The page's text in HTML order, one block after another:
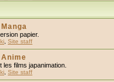
papier.
Site staff
films japanimation.
Site staff